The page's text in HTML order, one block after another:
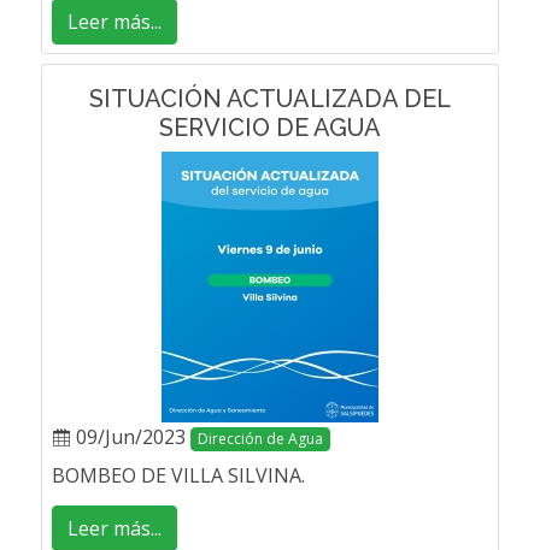
Leer más...
SITUACIÓN ACTUALIZADA DEL
SERVICIO DE AGUA
09/Jun/2023 Dirección de Agua
BOMBEO DE VILLA SILVINA.
Leer más...